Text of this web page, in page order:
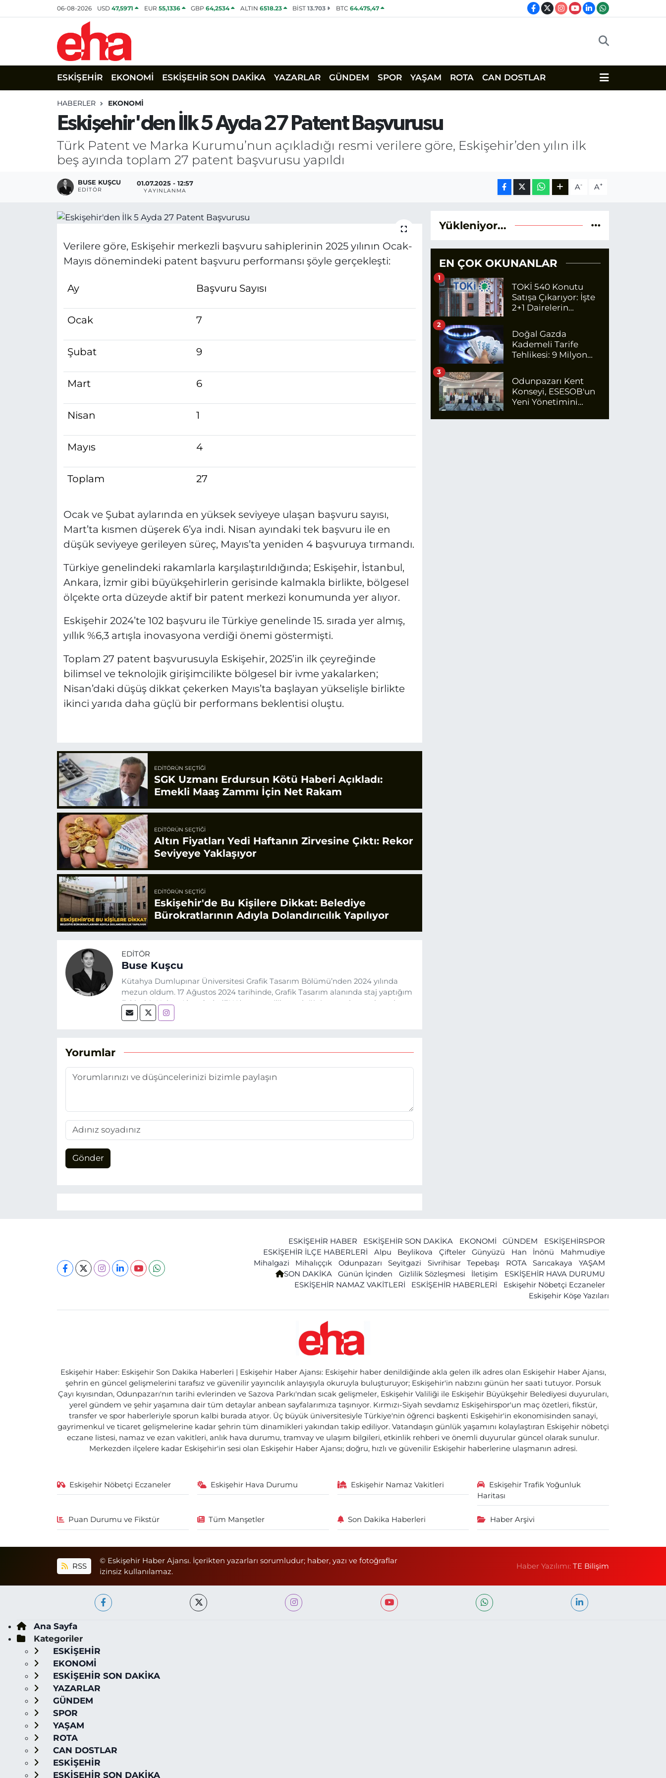
06-08-2026 USD47,5971 EUR 55,1336 GBP64,2534 ALTIN 6518.23 BİST13.703 BTC 64.475,47
ESKİŞEHİR EKONOMİ ESKİŞEHİR SON DAKİKA YAZARLAR GÜNDEM SPOR YAŞAM ROTA CAN DOSTLAR
HABERLER EKONOMİ
Eskişehir'den İlk 5 Ayda 27 Patent Başvurusu
Türk Patent ve Marka Kurumu’nun açıkladığı resmi verilere göre, Eskişehir’den yılın ilk
beş ayında toplam 27 patent başvurusu yapıldı
BUSE KUŞCU
EDITÖR
01.07.2025 - 12:57
YAYINLANMA A- A+
Verilere göre, Eskişehir merkezli başvuru sahiplerinin 2025 yılının Ocak-
Mayıs dönemindeki patent başvuru performansı şöyle gerçekleşti:
Ay Başvuru Sayısı
Ocak 7
Şubat 9
Mart 6
Nisan 1
Mayıs 4
Toplam 27
Ocak ve Şubat aylarında en yüksek seviyeye ulaşan başvuru sayısı,
Mart’ta kısmen düşerek 6’ya indi. Nisan ayındaki tek başvuru ile en
düşük seviyeye gerileyen süreç, Mayıs’ta yeniden 4 başvuruya tırmandı.
Türkiye genelindeki rakamlarla karşılaştırıldığında; Eskişehir, İstanbul,
Ankara, İzmir gibi büyükşehirlerin gerisinde kalmakla birlikte, bölgesel
ölçekte orta düzeyde aktif bir patent merkezi konumunda yer alıyor.
Eskişehir 2024’te 102 başvuru ile Türkiye genelinde 15. sırada yer almış,
yıllık %6,3 artışla inovasyona verdiği önemi göstermişti.
Toplam 27 patent başvurusuyla Eskişehir, 2025’in ilk çeyreğinde
bilimsel ve teknolojik girişimcilikte bölgesel bir ivme yakalarken;
Nisan’daki düşüş dikkat çekerken Mayıs’ta başlayan yükselişle birlikte
ikinci yarıda daha güçlü bir performans beklentisi oluştu.
EDITÖRÜN SEÇTIĞI
SGK Uzmanı Erdursun Kötü Haberi Açıkladı:
Emekli Maaş Zammı İçin Net Rakam
EDITÖRÜN SEÇTIĞI
Altın Fiyatları Yedi Haftanın Zirvesine Çıktı: Rekor
Seviyeye Yaklaşıyor
EDITÖRÜN SEÇTIĞI
Eskişehir'de Bu Kişilere Dikkat: Belediye
Bürokratlarının Adıyla Dolandırıcılık Yapılıyor
EDITÖR
Buse Kuşcu
Kütahya Dumlupınar Üniversitesi Grafik Tasarım Bölümü’nden 2024 yılında
mezun oldum. 17 Ağustos 2024 tarihinde, Grafik Tasarım alanında staj yaptığım
Eskişehir Haber Ajansı’nda (EHA) gazetecilik mesleğinin temel unsurlarından
biri olan merak duygusunun etkisiyle basın sektörüne adım attım.
Yorumlar
Gönder
Yükleniyor...
EN ÇOK OKUNANLAR
TOKİ 540 Konutu
Satışa Çıkarıyor: İşte
2+1 Dairelerin
1
Doğal Gazda
Kademeli Tarife
Tehlikesi: 9 Milyon
Ödeyecek
2
Odunpazarı Kent
Konseyi, ESESOB'un
Yeni Yönetimini
3
ESKİŞEHİR HABER ESKİŞEHİR SON DAKİKA EKONOMİ GÜNDEM
ESKİŞEHİRSPOR
ESKİŞEHİR İLÇE HABERLERİ
Alpu Beylikova Çifteler Günyüzü Han İnönü
Mahmudiye
Mihalgazi
Mihalıççık Odunpazarı Seyitgazi Sivrihisar Tepebaşı ROTA Sarıcakaya
YAŞAM
SON DAKİKA
Günün İçinden Gizlilik Sözleşmesi İletişim
ESKİŞEHİR HAVA DURUMU
ESKİŞEHİR NAMAZ VAKİTLERİ
ESKİŞEHİR HABERLERİ
Eskişehir Nöbetçi Eczaneler
Eskişehir Köşe Yazıları
Eskişehir Haber: Eskişehir Son Dakika Haberleri | Eskişehir Haber Ajansı: Eskişehir haber denildiğinde akla gelen ilk adres olan Eskişehir Haber Ajansı,
şehrin en güncel gelişmelerini tarafsız ve güvenilir yayıncılık anlayışıyla okuruyla buluşturuyor; Eskişehir'in nabzını günün her saati tutuyor. Porsuk
Çayı kıyısından, Odunpazarı'nın tarihi evlerinden ve Sazova Parkı'ndan sıcak gelişmeler, Eskişehir Valiliği ile Eskişehir Büyükşehir Belediyesi duyuruları,
yerel gündem ve şehir yaşamına dair tüm detaylar anbean sayfalarımıza taşınıyor. Kırmızı-Siyah sevdamız Eskişehirspor'un maç özetleri, fikstür,
transfer ve spor haberleriyle sporun kalbi burada atıyor. Üç büyük üniversitesiyle Türkiye'nin öğrenci başkenti Eskişehir'in ekonomisinden sanayi,
gayrimenkul ve ticaret gelişmelerine kadar şehrin tüm dinamikleri yakından takip ediliyor. Vatandaşın günlük yaşamını kolaylaştıran Eskişehir nöbetçi
eczane listesi, namaz ve ezan vakitleri, anlık hava durumu, tramvay ve ulaşım bilgileri, etkinlik rehberi ve önemli duyurular güncel olarak sunulur.
Merkezden ilçelere kadar Eskişehir'in sesi olan Eskişehir Haber Ajansı; doğru, hızlı ve güvenilir Eskişehir haberlerine ulaşmanın adresi.
Eskişehir Nöbetçi Eczaneler Eskişehir Hava Durumu Eskişehir Namaz Vakitleri
Eskişehir Trafik Yoğunluk
Haritası
Puan Durumu ve Fikstür Tüm Manşetler Son Dakika Haberleri Haber Arşivi
RSS
© Eskişehir Haber Ajansı. İçerikten yazarları sorumludur; haber, yazı ve fotoğraflar
izinsiz kullanılamaz.
Haber Yazılımı:TE Bilişim
Ana Sayfa
Kategoriler
ESKİŞEHİR
EKONOMİ
ESKİŞEHİR SON DAKİKA
YAZARLAR
GÜNDEM
SPOR
YAŞAM
ROTA
CAN DOSTLAR
ESKİŞEHİR
ESKİŞEHİR SON DAKİKA